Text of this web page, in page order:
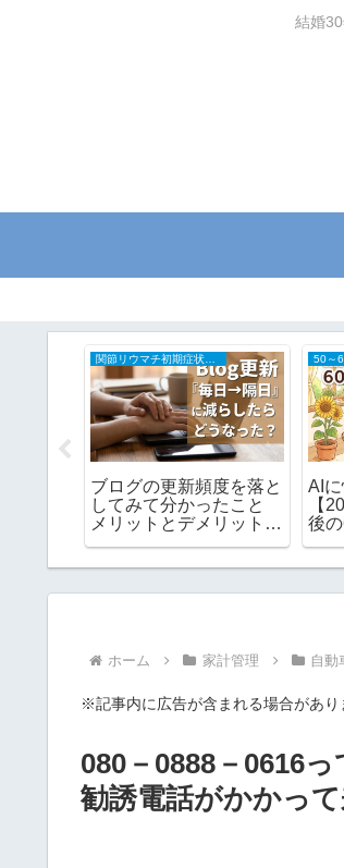
結婚
関節リウマチ初期症状と治療の全記録
ブログの更新頻度を落と
してみて分かったこと
メリットとデメリット
50～
AI
【
後
ホーム 家計管理 自動
※記事内に広告が含まれる場合があり
080－0888－0616
勧誘電話がかかっ